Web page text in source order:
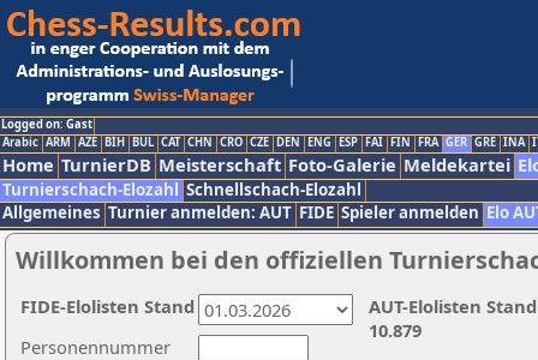
Logged on: Gast
Arabic ARM AZE BIH BUL CAT CHN CRO CZE DEN ENG ESP FAI FIN FRA GER GRE INA
Home TurnierDB Meisterschaft Foto-Galerie Meldekartei
Turnierschach-Elozahl Schnellschach-Elozahl
Allgemeines Turnier anmelden: AUT FIDE Spieler anmelden Elo
Willkommen bei den offiziellen
Personennummer
AUT-Elolisten
10.879
FIDE-Elolisten Stand